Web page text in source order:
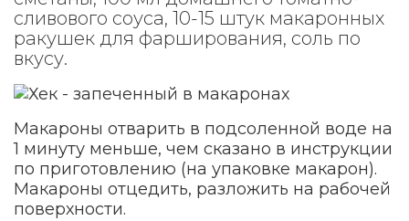
сливового соуса, 10-15 штук макаронных
ракушек для фарширования, соль по
вкусу.
Макароны отварить в подсоленной воде на
1 минуту меньше, чем сказано в инструкции
по приготовлению (на упаковке макарон).
Макароны отцедить, разложить на рабочей
поверхности.